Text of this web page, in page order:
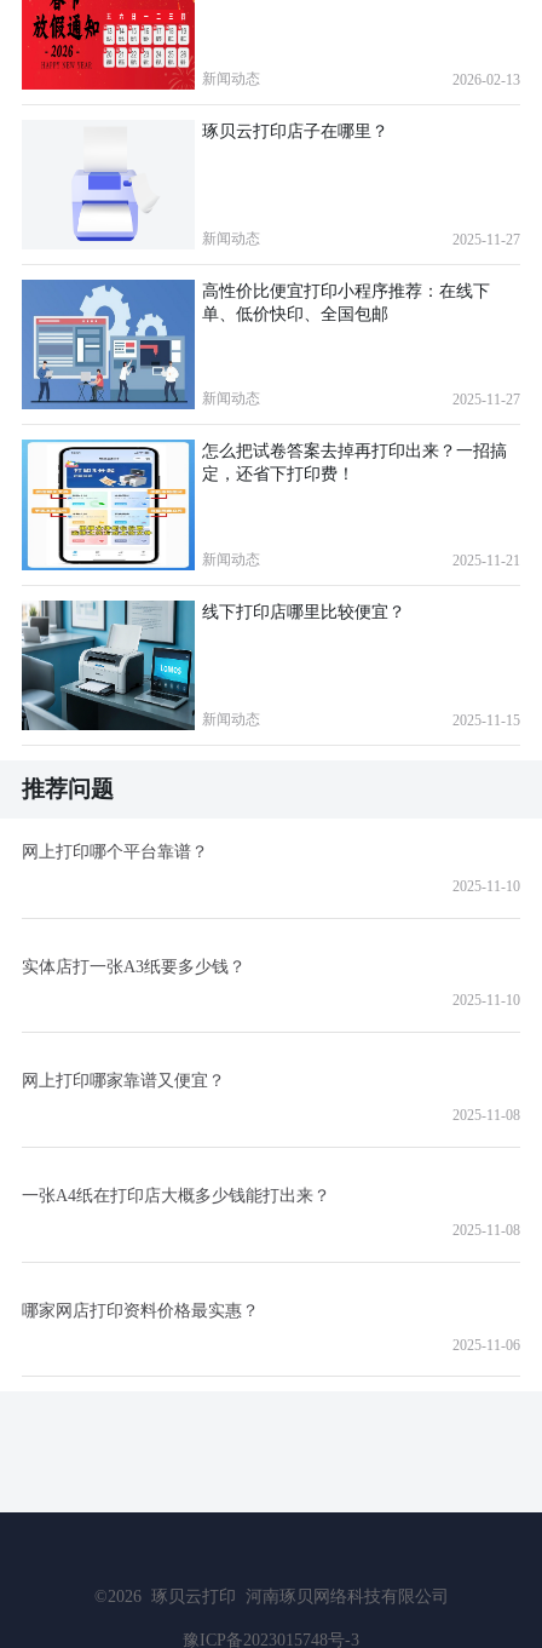
新闻动态 2026-02-13
琢贝云打印店子在哪里？
新闻动态 2025-11-27
高性价比便宜打印小程序推荐：在线下
单、低价快印、全国包邮
新闻动态 2025-11-27
怎么把试卷答案去掉再打印出来？一招搞
定，还省下打印费！
新闻动态 2025-11-21
线下打印店哪里比较便宜？
新闻动态 2025-11-15
推荐问题
网上打印哪个平台靠谱？
2025-11-10
实体店打一张A3纸要多少钱？
2025-11-10
网上打印哪家靠谱又便宜？
2025-11-08
一张A4纸在打印店大概多少钱能打出来？
2025-11-08
哪家网店打印资料价格最实惠？
2025-11-06
©2026 琢贝云打印 河南琢贝网络科技有限公司
豫ICP备2023015748号-3